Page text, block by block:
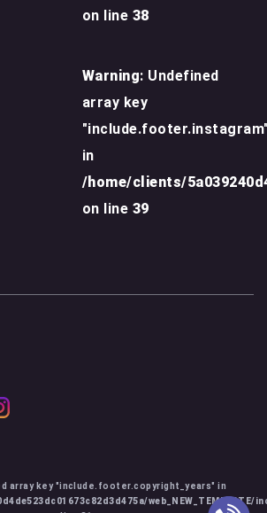
on line 38
Warning: Undefined
array key
in
/home/clients/
on line 39
array key "include.footer.copyright_years" in
web_NEW_TEMPLATE/